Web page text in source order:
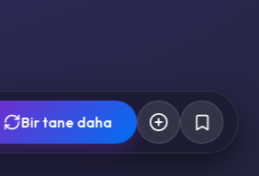
Bir tane daha